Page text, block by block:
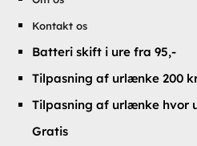
Kontakt os
Batteri skift i ure fra 95,-
Tilpasning af urlænke 200
Tilpasning af urlænke hvor
Gratis